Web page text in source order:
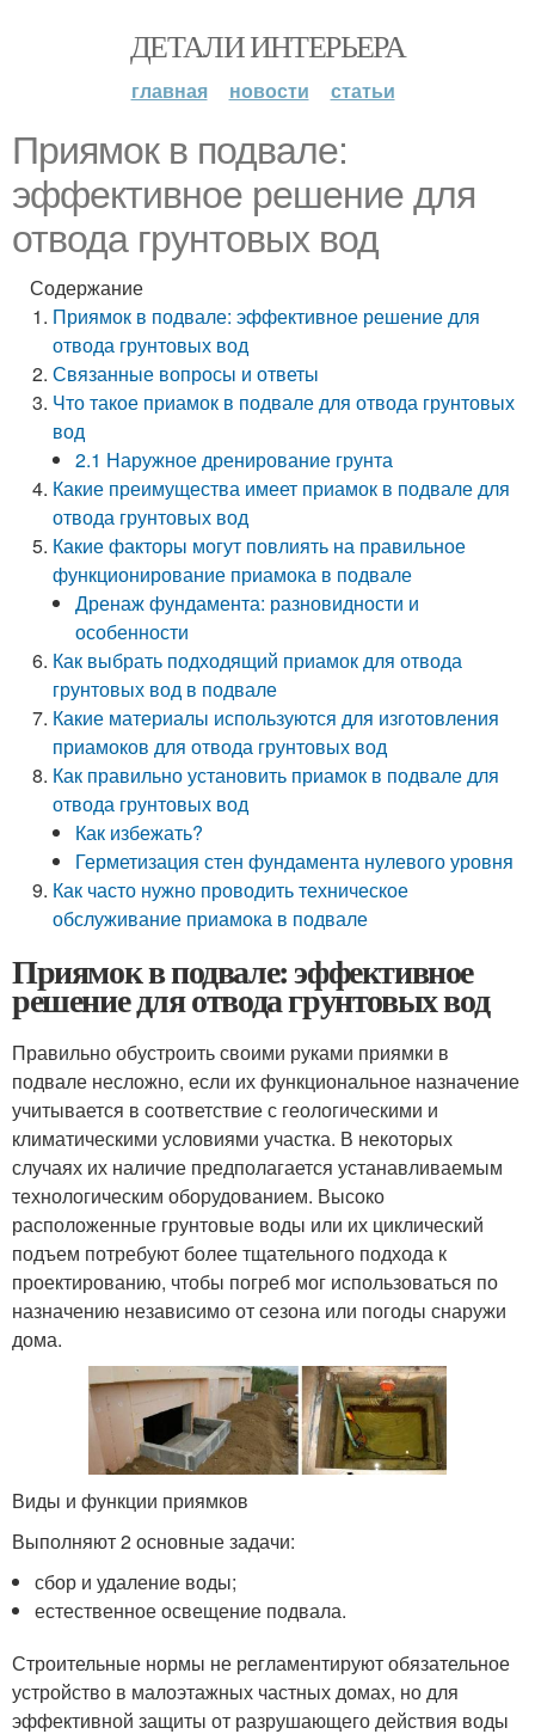
ДЕТАЛИ ИНТЕРЬЕРА
главная новости статьи
Приямок в подвале:
эффективное решение для
отвода грунтовых вод
Содержание
Приямок в подвале: эффективное решение для
отвода грунтовых вод
Связанные вопросы и ответы
Что такое приамок в подвале для отвода грунтовых
вод
2.1 Наружное дренирование грунта
Какие преимущества имеет приамок в подвале для
отвода грунтовых вод
Какие факторы могут повлиять на правильное
функционирование приамока в подвале
Дренаж фундамента: разновидности и
особенности
Как выбрать подходящий приамок для отвода
грунтовых вод в подвале
Какие материалы используются для изготовления
приамоков для отвода грунтовых вод
Как правильно установить приамок в подвале для
отвода грунтовых вод
Как избежать?
Герметизация стен фундамента нулевого уровня
Как часто нужно проводить техническое
обслуживание приамока в подвале
Приямок в подвале: эффективное
решение для отвода грунтовых вод
Правильно обустроить своими руками приямки в
подвале несложно, если их функциональное назначение
учитывается в соответствие с геологическими и
климатическими условиями участка. В некоторых
случаях их наличие предполагается устанавливаемым
технологическим оборудованием. Высоко
расположенные грунтовые воды или их циклический
подъем потребуют более тщательного подхода к
проектированию, чтобы погреб мог использоваться по
назначению независимо от сезона или погоды снаружи
дома.
Виды и функции приямков
Выполняют 2 основные задачи:
сбор и удаление воды;
естественное освещение подвала.
Строительные нормы не регламентируют обязательное
устройство в малоэтажных частных домах, но для
эффективной защиты от разрушающего действия воды